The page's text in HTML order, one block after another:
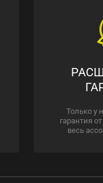
Только у
гарантия
весь